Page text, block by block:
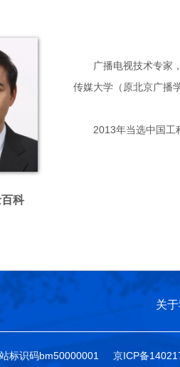
科
广播电视技术专家，
传媒大学（原北京广播
2013年当选中国工
关
标识码bm50000001
京ICP备